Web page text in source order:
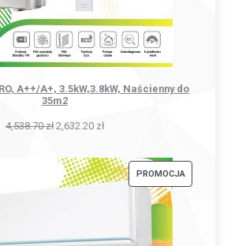
A++/A+, 3.5kW,3.8kW, Naścienny do
35m2
4,538.70zł 2,632.20 zł
PROMOCJAPRODUKT